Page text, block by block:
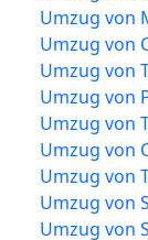
Umzug von
Umzug von
Umzug von
Umzug von
Umzug von
Umzug von
Umzug von
Umzug von
Umzug von